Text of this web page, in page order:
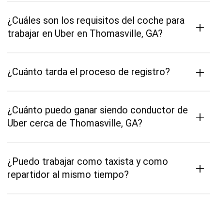
¿Cuáles son los requisitos del coche para
trabajar en Uber en Thomasville, GA?
+
¿Cuánto tarda el proceso de registro? +
¿Cuánto puedo ganar siendo conductor de
Uber cerca de Thomasville, GA?
+
¿Puedo trabajar como taxista y como
repartidor al mismo tiempo?
+